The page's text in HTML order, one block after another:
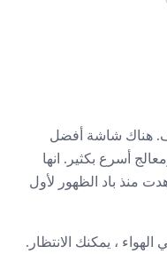
هناك شاشة أفضل
أسرع بكثير. انها
منذ باد الظهور لأول
، يمكنك الانتظار.